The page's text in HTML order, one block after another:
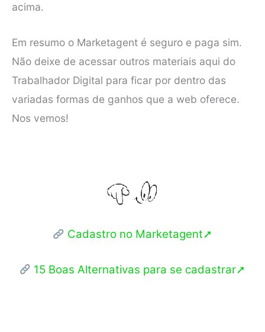
acima.
Em resumo o Marketagent é seguro e paga sim.
Não deixe de acessar outros materiais aqui do
Trabalhador Digital para ficar por dentro das
variadas formas de ganhos que a web oferece.
Nos vemos!
Cadastro no Marketagent➚
15 Boas Alternativas para se cadastrar➚